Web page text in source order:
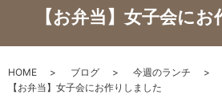
【お弁当】女子会に
HOME ブログ
今週のランチ
【お弁当】女子会にお作りしました